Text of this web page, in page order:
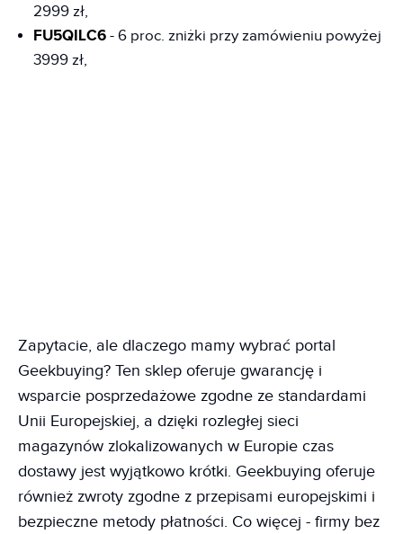
2999 zł,
FU5QILC6 - 6 proc. zniżki przy zamówieniu powyżej
3999 zł,
Zapytacie, ale dlaczego mamy wybrać portal
Geekbuying? Ten sklep oferuje gwarancję i
wsparcie posprzedażowe zgodne ze standardami
Unii Europejskiej, a dzięki rozległej sieci
magazynów zlokalizowanych w Europie czas
dostawy jest wyjątkowo krótki. Geekbuying oferuje
również zwroty zgodne z przepisami europejskimi i
bezpieczne metody płatności. Co więcej - firmy bez